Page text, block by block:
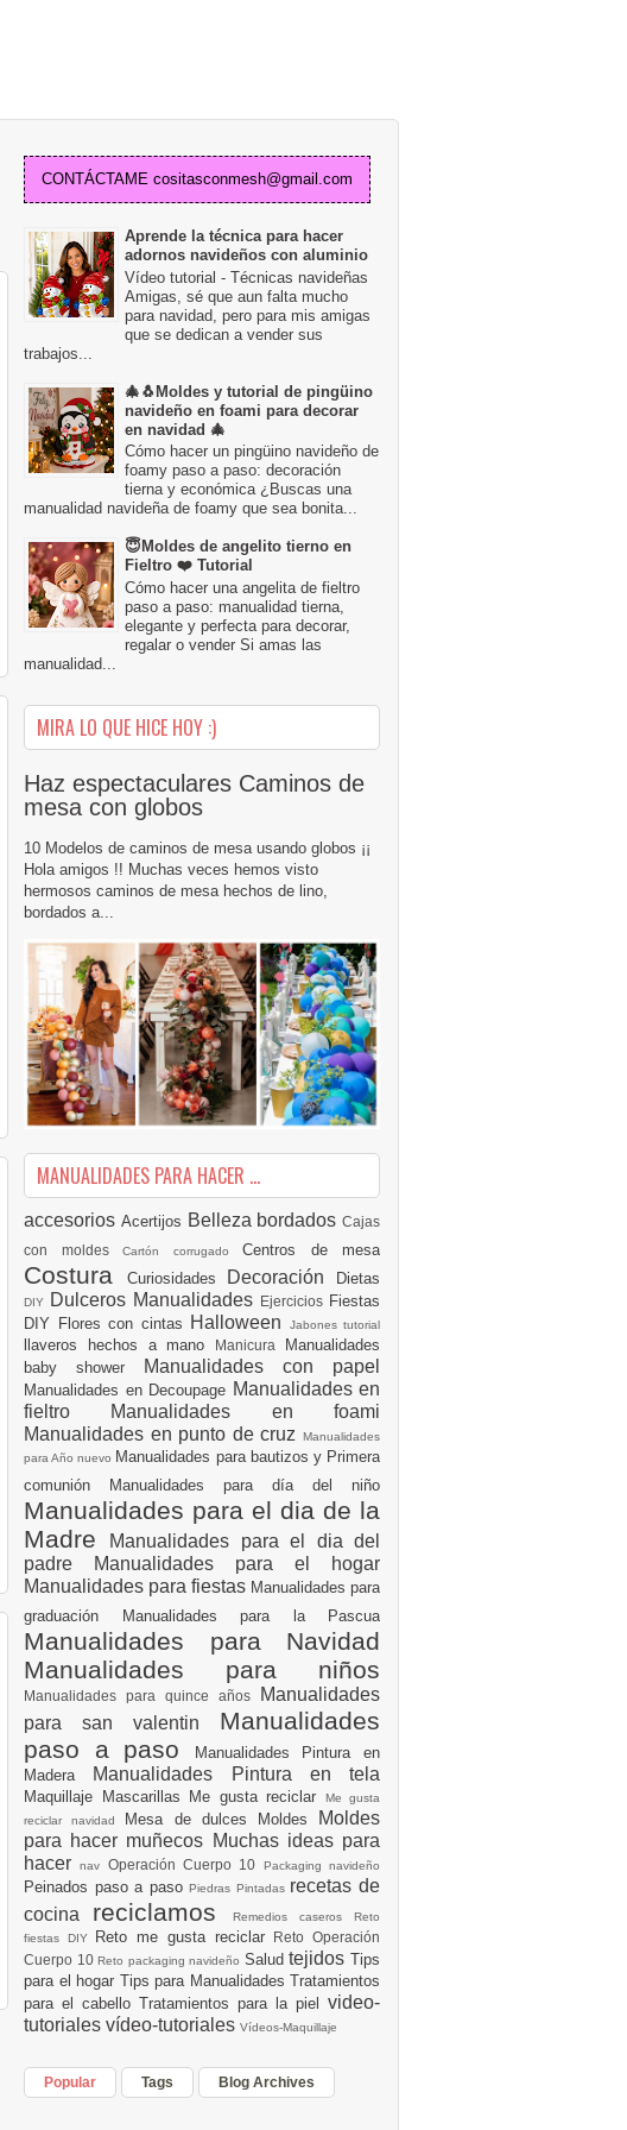
CONTÁCTAME cositasconmesh@gmail.com
Aprende la técnica para hacer
adornos navideños con aluminio
Vídeo tutorial - Técnicas navideñas
Amigas, sé que aun falta mucho
para navidad, pero para mis amigas
que se dedican a vender sus
trabajos...
🎄🐧Moldes y tutorial de pingüino
navideño en foami para decorar
en navidad 🎄
Cómo hacer un pingüino navideño de
foamy paso a paso: decoración
tierna y económica ¿Buscas una
manualidad navideña de foamy que sea bonita...
😇Moldes de angelito tierno en
Fieltro ❤️ Tutorial
Cómo hacer una angelita de fieltro
paso a paso: manualidad tierna,
elegante y perfecta para decorar,
regalar o vender Si amas las
manualidad...
MIRA LO QUE HICE HOY :)
Haz espectaculares Caminos de
mesa con globos
10 Modelos de caminos de mesa usando globos ¡¡
Hola amigos !! Muchas veces hemos visto
hermosos caminos de mesa hechos de lino,
bordados a...
MANUALIDADES PARA HACER ...
accesorios Acertijos Belleza bordados Cajas
con moldes Cartón corrugado Centros de mesa
Costura Curiosidades Decoración Dietas
DIY Dulceros Manualidades Ejercicios Fiestas
DIY Flores con cintas Halloween Jabones tutorial
llaveros hechos a mano Manicura Manualidades
baby shower
Manualidades con papel
Manualidades en Decoupage Manualidades en
fieltro Manualidades en foami
Manualidades en punto de cruz
Manualidades
para Año nuevo Manualidades para bautizos y Primera
comunión Manualidades para día del niño
Manualidades para el dia de la
Madre
Manualidades para el dia del
padre
Manualidades para el hogar
Manualidades para fiestas Manualidades para
graduación Manualidades para la Pascua
Manualidades para Navidad
Manualidades para niños
Manualidades para quince años
Manualidades
para san valentin Manualidades
paso a paso
Manualidades Pintura en
Madera
Manualidades Pintura en tela
Maquillaje Mascarillas Me gusta reciclar
Me gusta
reciclar navidad Mesa de dulces Moldes
Moldes
para hacer muñecos Muchas ideas para
hacernav Operación Cuerpo 10 Packaging navideño
Peinados paso a pasoPiedras Pintadas recetas de
cocina reciclamos Remedios caseros Reto
fiestas DIY Reto me gusta reciclar
Reto Operación
Cuerpo 10Reto packaging navideño SaludtejidosTips
para el hogar Tips para Manualidades Tratamientos
para el cabello Tratamientos para la piel video-
tutoriales vídeo-tutoriales Vídeos-Maquillaje
Popular Tags Blog Archives